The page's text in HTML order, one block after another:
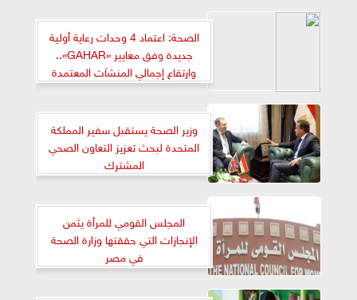
الصحة: اعتماد 4 وحدات رعاية أولية
جديدة وفق معايير «GAHAR»..
وارتفاع إجمالي المنشآت المعتمدة
لـ120 منشأة
وزير الصحة يستقبل سفير المملكة
المتحدة لبحث تعزيز التعاون الصحي
المشترك
المجلس القومي للمرأة يثمن
الإنجازات التي حققتها وزارة الصحة
في مصر